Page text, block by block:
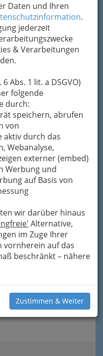
Daten und Ihren
.
jederzeit
& Verarbeitungen
Abs. 1 lit. a DSGVO)
folgende
durch:
speichern, abrufen
von
aktiv durch das
Webanalyse,
externer (embed)
Werbung und
auf Basis von
wir darüber hinaus
Alternative,
im Zuge Ihrer
vornherein auf das
beschränkt – nähere
Zustimmen & Weiter
Diadem oder
gewöhnliche
ihre
Behandlung?
Mit einer Beauty-
lassen sich erste
im Hochzeits-
wegzaubern.
Tipps für eine
top-gestylte